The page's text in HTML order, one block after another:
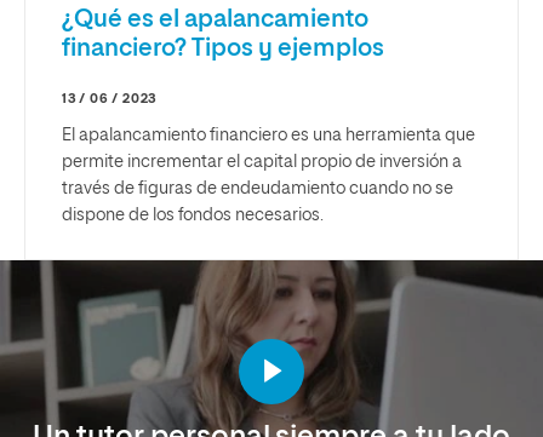
¿Qué es el apalancamiento
financiero? Tipos y ejemplos
13 / 06 / 2023
El apalancamiento financiero es una herramienta que
permite incrementar el capital propio de inversión a
través de figuras de endeudamiento cuando no se
dispone de los fondos necesarios.